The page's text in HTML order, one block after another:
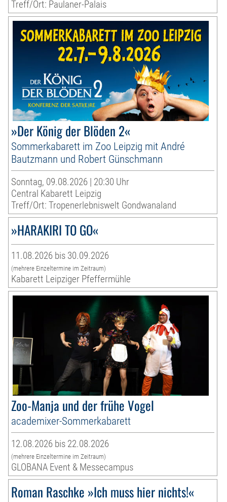
Treff/Ort: Paulaner-Palais
»Der König der Blöden 2«
Sommerkabarett im Zoo Leipzig mit André
Bautzmann und Robert Günschmann
Sonntag, 09.08.2026 | 20:30 Uhr
Central Kabarett Leipzig
Treff/Ort: Tropenerlebniswelt Gondwanaland
»HARAKIRI TO GO«
11.08.2026 bis 30.09.2026
(mehrere Einzeltermine im Zeitraum)
Kabarett Leipziger Pfeffermühle
Zoo-Manja und der frühe Vogel
academixer-Sommerkabarett
12.08.2026 bis 22.08.2026
(mehrere Einzeltermine im Zeitraum)
GLOBANA Event & Messecampus
Roman Raschke »Ich muss hier nichts!«